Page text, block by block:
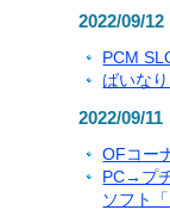
2022/09/12
PCM
ばいな
2022/09/11
OFコー
PC→プ
ソフト